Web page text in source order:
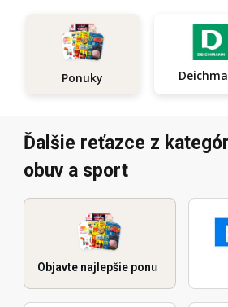
Ponuky
Ďalšie reťazce z
obuv a sport
Objavte najlepšie ponuky